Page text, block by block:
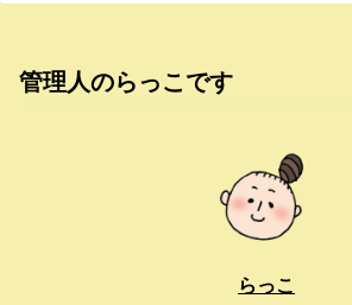
管理人のらっこです
らっこ